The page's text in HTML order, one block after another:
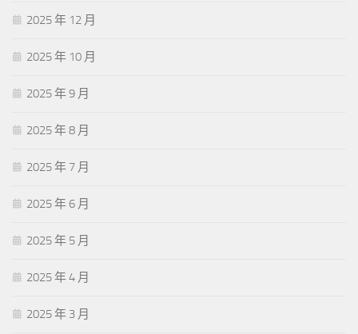
2025 年 12 月
2025 年 10 月
2025 年 9 月
2025 年 8 月
2025 年 7 月
2025 年 6 月
2025 年 5 月
2025 年 4 月
2025 年 3 月